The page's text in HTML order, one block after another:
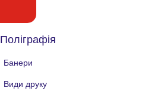
Поліграфія
Банери
Види друку